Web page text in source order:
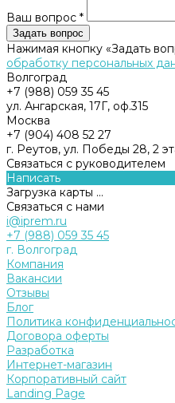
Ваш вопрос *
Нажимая кнопку «Задать
обработку персональных
Волгоград
+7 (988) 059 35 45
ул. Ангарская, 17Г, оф.315
Москва
+7 (904) 408 52 27
г. Реутов, ул. Победы 28, 2
Связаться с руководителем
Написать
Загрузка карты ...
Связаться с нами
i@iprem.ru
+7 (988) 059 35 45
г. Волгоград
Компания
Вакансии
Отзывы
Блог
Политика
Договора оферты
Разработка
Интернет-магазин
Корпоративный сайт
Landing Page